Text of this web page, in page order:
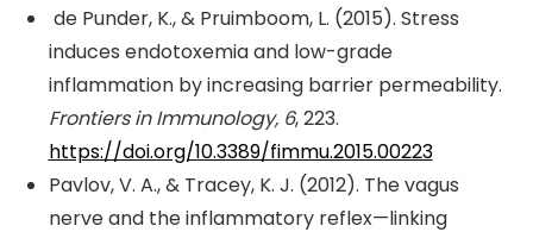
de Punder, K., & Pruimboom, L. (2015). Stress
induces endotoxemia and low-grade
inflammation by increasing barrier permeability.
Frontiers in Immunology, 6, 223.
https://doi.org/10.3389/fimmu.2015.00223
Pavlov, V. A., & Tracey, K. J. (2012). The vagus
nerve and the inflammatory reflex—linking